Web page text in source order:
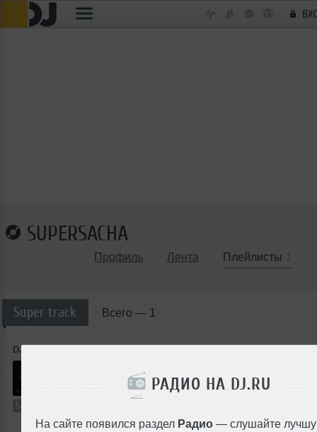
РАДИО НА DJ.RU
На сайте появился раздел Радио— слушайте
SUPERSACHA
Профиль Лента Плейлисты
Super track Всего — 1
DJ India
1152 раза 135 24 128 MB, 320
Микс